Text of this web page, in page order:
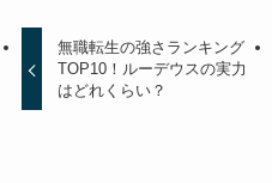
無職転生の強さランキング
TOP10！ルーデウスの実力
はどれくらい？